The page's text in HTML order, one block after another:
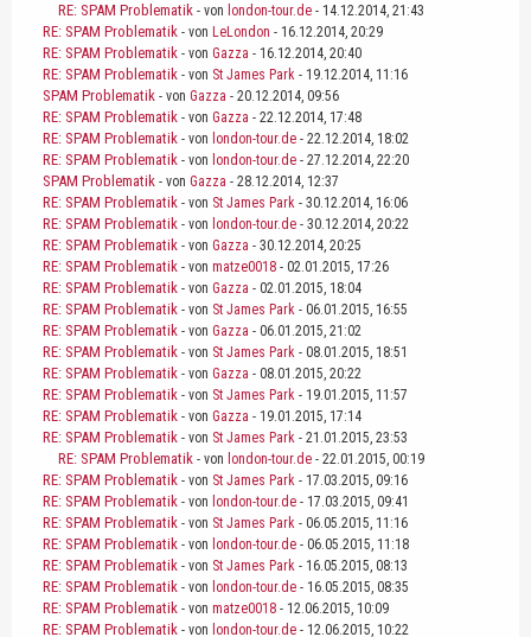
RE: SPAM Problematik - von london-tour.de - 14.12.2014, 21:43
RE: SPAM Problematik - von LeLondon - 16.12.2014, 20:29
RE: SPAM Problematik - von Gazza - 16.12.2014, 20:40
RE: SPAM Problematik - von St James Park - 19.12.2014, 11:16
SPAM Problematik - von Gazza - 20.12.2014, 09:56
RE: SPAM Problematik - von Gazza - 22.12.2014, 17:48
RE: SPAM Problematik - von london-tour.de - 22.12.2014, 18:02
RE: SPAM Problematik - von london-tour.de - 27.12.2014, 22:20
SPAM Problematik - von Gazza - 28.12.2014, 12:37
RE: SPAM Problematik - von St James Park - 30.12.2014, 16:06
RE: SPAM Problematik - von london-tour.de - 30.12.2014, 20:22
RE: SPAM Problematik - von Gazza - 30.12.2014, 20:25
RE: SPAM Problematik - von matze0018 - 02.01.2015, 17:26
RE: SPAM Problematik - von Gazza - 02.01.2015, 18:04
RE: SPAM Problematik - von St James Park - 06.01.2015, 16:55
RE: SPAM Problematik - von Gazza - 06.01.2015, 21:02
RE: SPAM Problematik - von St James Park - 08.01.2015, 18:51
RE: SPAM Problematik - von Gazza - 08.01.2015, 20:22
RE: SPAM Problematik - von St James Park - 19.01.2015, 11:57
RE: SPAM Problematik - von Gazza - 19.01.2015, 17:14
RE: SPAM Problematik - von St James Park - 21.01.2015, 23:53
RE: SPAM Problematik - von london-tour.de - 22.01.2015, 00:19
RE: SPAM Problematik - von St James Park - 17.03.2015, 09:16
RE: SPAM Problematik - von london-tour.de - 17.03.2015, 09:41
RE: SPAM Problematik - von St James Park - 06.05.2015, 11:16
RE: SPAM Problematik - von london-tour.de - 06.05.2015, 11:18
RE: SPAM Problematik - von St James Park - 16.05.2015, 08:13
RE: SPAM Problematik - von london-tour.de - 16.05.2015, 08:35
RE: SPAM Problematik - von matze0018 - 12.06.2015, 10:09
RE: SPAM Problematik - von london-tour.de - 12.06.2015, 10:22